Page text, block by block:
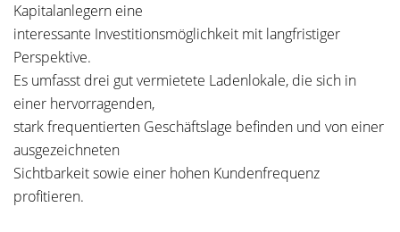
Kapitalanlegern eine
interessante Investitionsmöglichkeit mit langfristiger
Perspektive.
Es umfasst drei gut vermietete Ladenlokale, die sich in
einer hervorragenden,
stark frequentierten Geschäftslage befinden und von einer
ausgezeichneten
Sichtbarkeit sowie einer hohen Kundenfrequenz
profitieren.